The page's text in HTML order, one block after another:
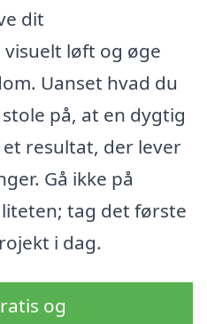
dit
løft og øge
Uanset hvad du
på, at en dygtig
resultat, der lever
Gå ikke på
tag det første
i dag.
og